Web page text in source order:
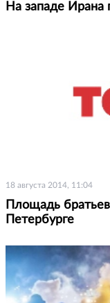
На западе Ирана
18 августа 2014, 11:04
Площадь
Петербурге